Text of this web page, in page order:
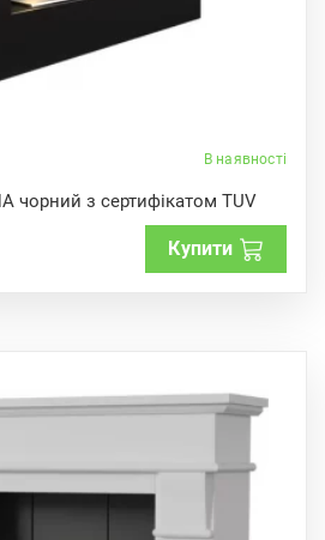
В наявності
чорний з сертифікатом TUV
Купити